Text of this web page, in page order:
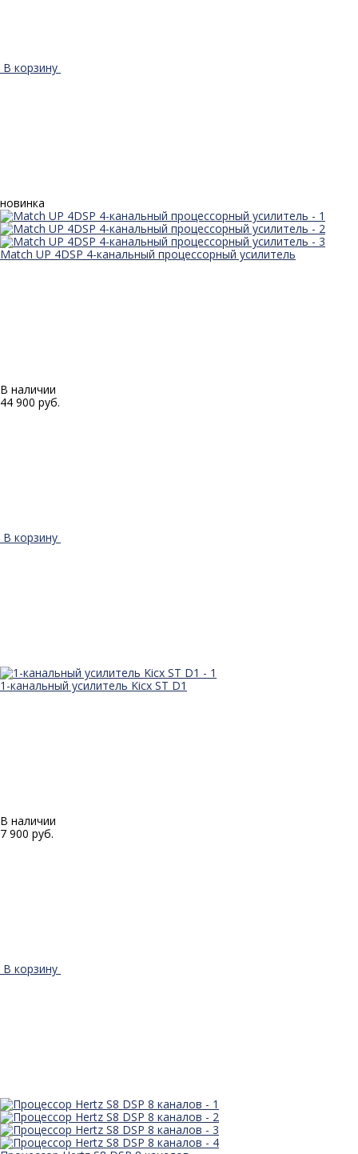
В корзину
новинка
Match UP 4DSP 4-канальный процессорный усилитель
В наличии
44 900 руб.
В корзину
1-канальный усилитель Kicx ST D1
В наличии
7 900 руб.
В корзину